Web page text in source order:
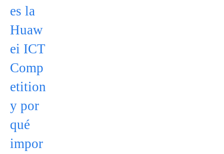
es la
Huaw
ei ICT
Comp
etition
y por
qué
impor